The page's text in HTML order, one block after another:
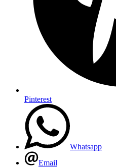
Pinterest
Whatsapp
Email